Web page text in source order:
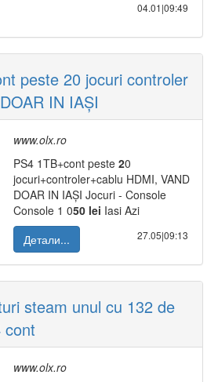
04.01|09:49
peste 20 jocuri controler
IN IAȘI
www.olx.ro
PS4 1TB+cont peste 20
jocuri+controler+cablu HDMI, VAND
DOAR IN IAȘI Jocuri - Console
Console 1 050 lei Iasi Azi
Детали...
27.05|09:13
steam unul cu 132 de
cont
www.olx.ro